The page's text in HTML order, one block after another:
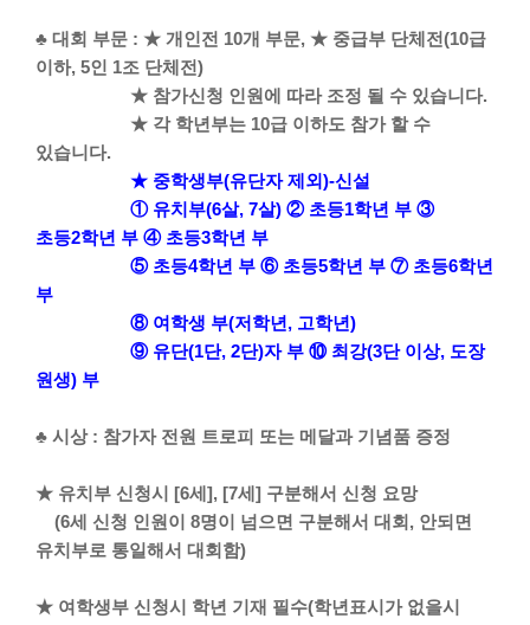
♣ 대회 부문 : ★ 개인전 10개 부문, ★ 중급부 단체전(10급
이하, 5인 1조 단체전)
★ 참가신청 인원에 따라 조정 될 수 있습니다.
★ 각 학년부는 10급 이하도 참가 할 수
있습니다.
★ 중학생부(유단자 제외)-신설
① 유치부(6살, 7살) ② 초등1학년 부 ③
초등2학년 부 ④ 초등3학년 부
⑤ 초등4학년 부 ⑥ 초등5학년 부 ⑦ 초등6학년
부
⑧ 여학생 부(저학년, 고학년)
⑨ 유단(1단, 2단)자 부 ⑩ 최강(3단 이상, 도장
원생) 부
♣ 시상 : 참가자 전원 트로피 또는 메달과 기념품 증정
★ 유치부 신청시 [6세], [7세] 구분해서 신청 요망
(6세 신청 인원이 8명이 넘으면 구분해서 대회, 안되면
유치부로 통일해서 대회함)
★ 여학생부 신청시 학년 기재 필수(학년표시가 없을시